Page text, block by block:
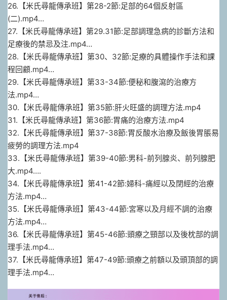
26.【米氏尋龍傳承班】第28-2節:足部的64個反射區
(二).mp4…
27.【米氏尋龍傳承班】第29.31節:足部調理急病的診斷方法和
足療後的禁忌及注.mp4…
28.【米氏尋龍傳承班】第30、32節:足療的具體操作手法和課
程回顧.mp4…
29.【米氏尋龍傳承班】第33-34節:便秘和腹瀉的治療方
法.mp4…
30.【米氏尋龍傳承班】第35節:肝火旺盛的調理方法.mp4
31.【米氏尋龍傳承班】第36節:胃痛的治療方法.mp4
32.【米氏尋龍傳承班】第37-38節:胃反酸水治療及飯後胃脹易
疲勞的調理方法.mp4
33.【米氏尋龍傳承班】第39-40節:男科-前列腺炎、前列腺肥
大.mp4….
34.【米氏尋龍傳承班】第41-42節:婦科-痛經以及閉經的治療
方法.mp4…
35.【米氏尋龍傳承班】第43-44節:宮寒以及月經不調的治療
方法.mp4…
36.【米氏尋龍傳承班】第45-46節:頭療之頸部以及後枕部的調
理手法.mp4…
37.【米氏尋龍傳承班】第47-49節:頭療之前額以及頭頂部的調
理手法.mp4…